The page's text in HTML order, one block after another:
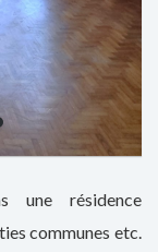
une résidence
communes etc.